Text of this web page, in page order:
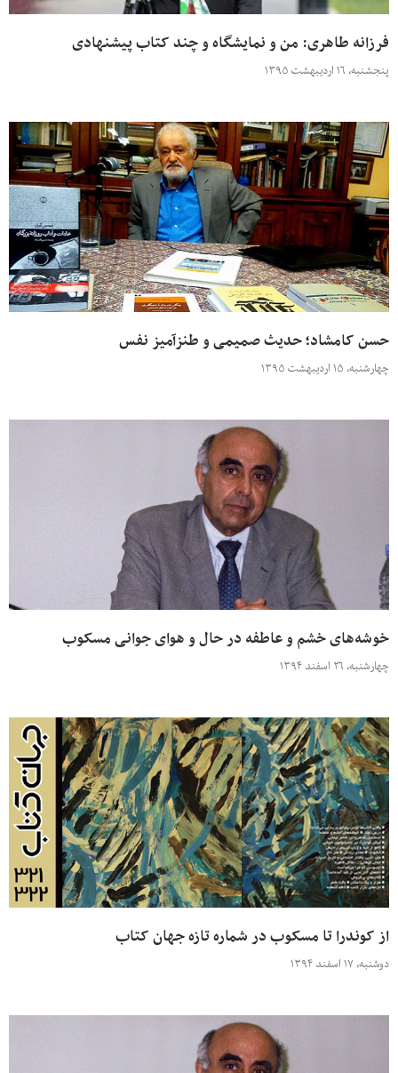
فرزانه طاهری: من و نمایشگاه و چند کتاب پیشنهادی
پنجشنبه، ۱۶ اردیبهشت ۱۳۹۵
حسن کامشاد؛ حدیث صمیمی و طنزآمیز نفس
چهارشنبه، ۱۵ اردیبهشت ۱۳۹۵
خوشه‌های خشم و عاطفه در حال و هوای جوانی مسکوب
چهارشنبه، ۲۶ اسفند ۱۳۹۴
از کوندرا تا مسکوب در شماره تازه جهان کتاب
دوشنبه، ۱۷ اسفند ۱۳۹۴